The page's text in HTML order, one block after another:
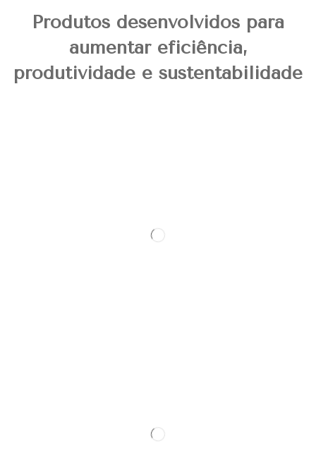
Produtos desenvolvidos para
aumentar eficiência,
produtividade e sustentabilidade